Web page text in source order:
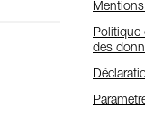
Politique
des